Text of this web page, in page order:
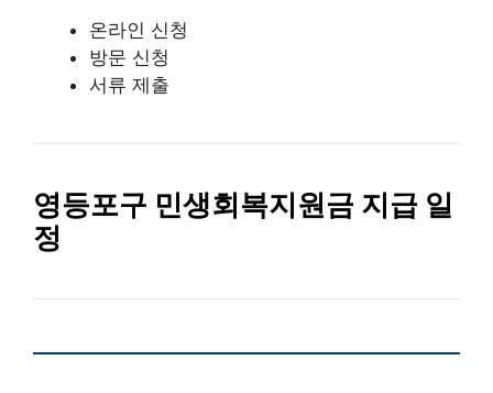
온라인 신청
방문 신청
서류 제출
영등포구 민생회복지원금 지급 일
정